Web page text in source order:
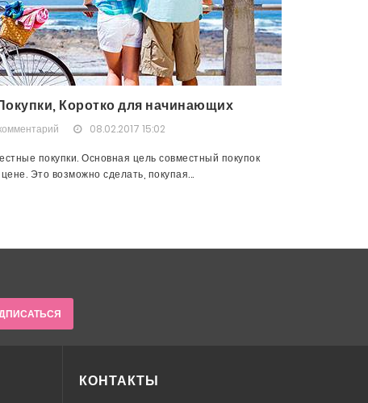
Коротко для начинающих
08.02.2017 15:02
покупки. Основная цель совместный покупок
Это возможно сделать, покупая...
КОНТАКТЫ